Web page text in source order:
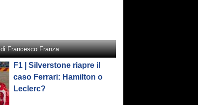
di Francesco Franza
F1 | Silverstone riapre il
caso Ferrari: Hamilton o
Leclerc?